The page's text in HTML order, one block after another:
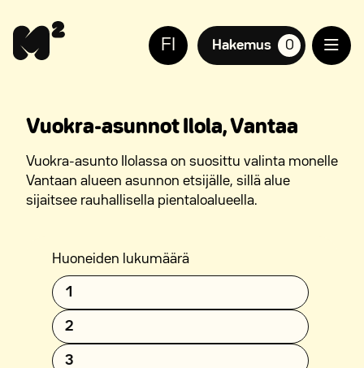
sisältöön
sivuston
käyttöön
FI Hakemus
suosikkiasuntoja,
0
Vuokra-asunnot Ilola, Vantaa
Vuokra-asunto Ilolassa on suosittu valinta monelle
Vantaan alueen asunnon etsijälle, sillä alue
sijaitsee rauhallisella pientaloalueella.
Huoneiden lukumäärä
1
2
3